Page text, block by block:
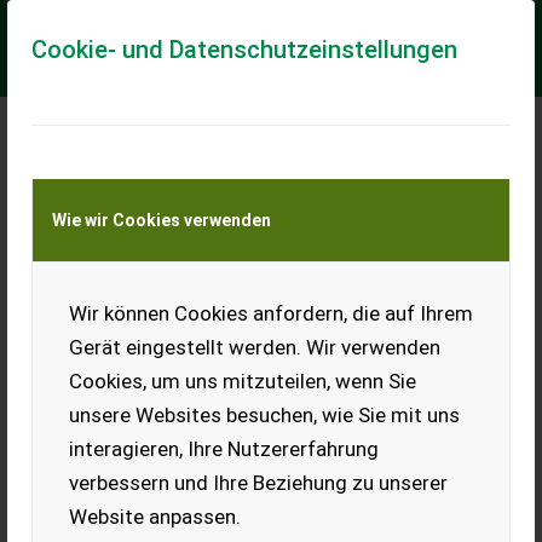
Cookie- und Datenschutzeinstellungen
Wie wir Cookies verwenden
Wir können Cookies anfordern, die auf Ihrem
Gerät eingestellt werden. Wir verwenden
Cookies, um uns mitzuteilen, wenn Sie
unsere Websites besuchen, wie Sie mit uns
interagieren, Ihre Nutzererfahrung
verbessern und Ihre Beziehung zu unserer
Website anpassen.
Meine Transportkostenanfrage
Transport von Land- und Baumaschinen –
KEINE Tiertransporte
Vorschäler für
Lemken Juwel Pflug
(Düngereinleger)
Verkaufe 10 Stk. Vorschäler
für Lemken Juwel, guter
Zustand.
EUR 0